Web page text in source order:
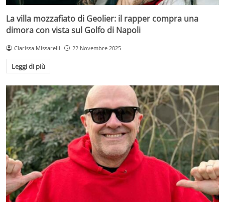
La villa mozzafiato di Geolier: il rapper compra una
dimora con vista sul Golfo di Napoli
Clarissa Missarelli 22 Novembre 2025
Leggi di più